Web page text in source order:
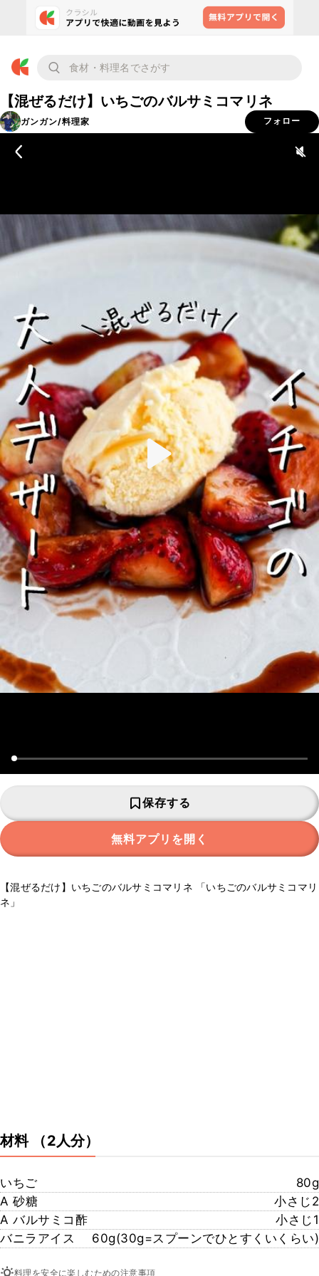
【混ぜるだけ】いちごのバルサミコマリネ
ガンガン/料理家 フォロー
保存する
無料アプリを開く
【混ぜるだけ】いちごのバルサミコマリネ 「いちごのバルサミコマリ
ネ」
材料 （2人分）
いちご
80g
A 砂糖
小さじ2
A バルサミコ酢
小さじ1
バニラアイス
60g(30g=スプーンでひとすくいくらい)
料理を安全に楽しむための注意事項